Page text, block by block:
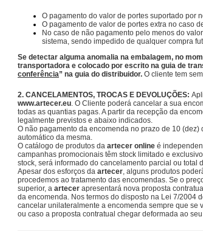
O pagamento do valor de portes suportado por
O pagamento de valor de portes extra no caso
No caso de não pagamento pelo menos do
sistema, sendo impedido de qualquer compra
Se detectar alguma anomalia na embalagem, no
transportadora e colocado por escrito na guia de
conferência” na guia do distribuidor. O cliente tem
2. CANCELAMENTOS, TROCAS E DEVOLUÇÕES:
www.artecer.eu. O Cliente poderá cancelar a sua
todas as quantias pagas. A partir da recepção da
legalmente previstos e abaixo indicados.
O não pagamento da encomenda no prazo de 10
automático da mesma.
O catálogo de produtos da artecer online é
campanhas promocionais têm stock limitado e
stock, será informado do cancelamento parcial ou
Apesar dos esforços da artecer, alguns produtos
procedemos ao tratamento das encomendas. Se o
superior, a artecer apresentará nova proposta
da encomenda. Nos termos do disposto na Lei 7/2004
cancelar unilateralmente a encomenda sempre que
ou caso a proposta contratual chegar deformada ao